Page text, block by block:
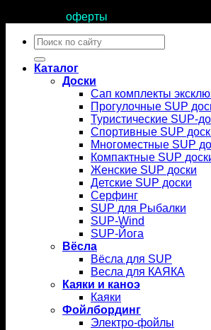
оферты
Искать:
Каталог
Доски
Сап комплекты
Прогулочные SUP
Туристические SUP-
Спортивные SUP
Многоместные SUP
Компактные SUP
Женские SUP доски
Детские SUP доски
Серфинг
SUP для Рыбалки
SUP-Wind
SUP-Йога
Вёсла
Вёсла для SUP
Весла для КАЯКА
Каяки и каноэ
Каяки
Фойлбординг
Электро-фойлы